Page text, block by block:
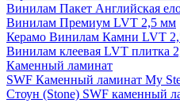
Винилам Пакет Английская
Винилам Премиум LVT 2,5 мм
Керамо Винилам Камни LVT
Винилам клеевая LVT плитка
Каменный ламинат
SWF Каменный ламинат My
Стоун (Stone) SWF каменный